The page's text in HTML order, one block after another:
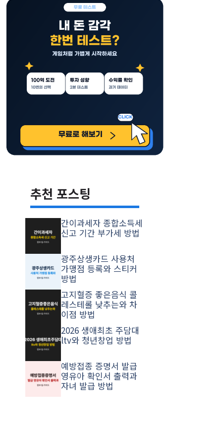
추천 포스팅
간이과세자 종합소득세
신고 기간 부가세 방법
광주상생카드 사용처
가맹점 등록와 스티커
방법
고지혈증 좋은음식 콜
레스테롤 낮추는와 차
이점 방법
2026 생애최초 주담대
ltv와 청년창업 방법
예방접종 증명서 발급
영유아 확인서 출력과
자녀 발급 방법